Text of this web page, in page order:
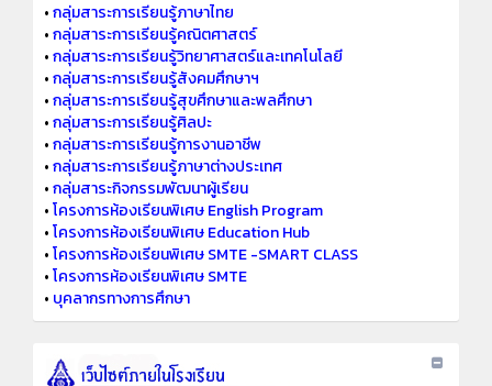
•กลุ่มสาระการเรียนรู้ภาษาไทย
•กลุ่มสาระการเรียนรู้คณิตศาสตร์
•กลุ่มสาระการเรียนรู้วิทยาศาสตร์และเทคโนโลยี
•กลุ่มสาระการเรียนรู้สังคมศึกษาฯ
•กลุ่มสาระการเรียนรู้สุขศึกษาและพลศึกษา
•กลุ่มสาระการเรียนรู้ศิลปะ
•กลุ่มสาระการเรียนรู้การงานอาชีพ
•กลุ่มสาระการเรียนรู้ภาษาต่างประเทศ
•กลุ่มสาระกิจกรรมพัฒนาผู้เรียน
•โครงการห้องเรียนพิเศษ English Program
•โครงการห้องเรียนพิเศษ Education Hub
•โครงการห้องเรียนพิเศษ SMTE -SMART CLASS
•โครงการห้องเรียนพิเศษ SMTE
• บุคลากรทางการศึกษา